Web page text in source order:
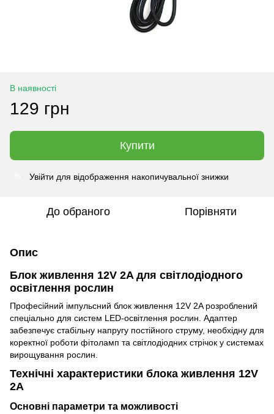
В наявності
129 грн
Купити
Увійти для відображення накопичувальної знижки
До обраного Порівняти
Опис
Блок живлення 12V 2A для світлодіодного
освітлення рослин
Професійний імпульсний блок живлення 12V 2A розроблений
спеціально для систем LED-освітлення рослин. Адаптер
забезпечує стабільну напругу постійного струму, необхідну для
коректної роботи фітоламп та світлодіодних стрічок у системах
вирощування рослин.
Технічні характеристики блока живлення 12V
2A
Основні параметри та можливості